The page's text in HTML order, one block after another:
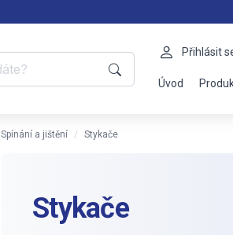
Přihlásit
Úvod
Spínání a jištění Stykače
Stykače